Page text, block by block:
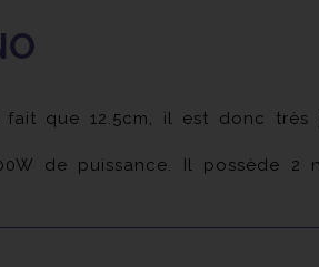
fait que 12.5cm, il est donc très
de puissance. Il possède 2
c’est-à-dire qu'il a un bouton
il possède un anneau de